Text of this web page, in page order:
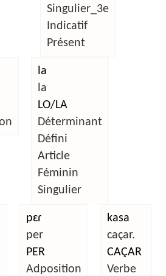
Singulier_3e
Indicatif
Présent
la
la
LO/LA
Déterminant
Défini
Article
Féminin
Singulier
pɛɾ
per
PER
Adposition
kasa
caçar.
CAÇAR
Verbe